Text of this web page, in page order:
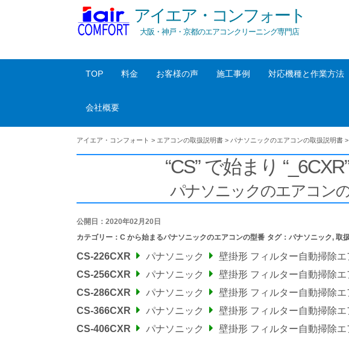
アイエア・コンフォート
大阪・神戸・京都のエアコンクリーニング専門店
TOP 料金 お客様の声 施工事例 対応機種と作業方法
会社概要
アイエア・コンフォート > エアコンの取扱説明書 > パナソニックのエアコンの取扱説明書 >
“CS” で始まり
パナソニックのエアコン
公開日：2020年02月20日
カテゴリー： C から始まるパナソニックのエアコンの型番 タグ： パナソニック, 取
CS-226CXR パナソニック 壁掛形 フィルター自動掃除エ
CS-256CXR
パナソニック 壁掛形 フィルター自動掃除エ
CS-286CXR
パナソニック 壁掛形 フィルター自動掃除エ
CS-366CXR
パナソニック 壁掛形 フィルター自動掃除エ
CS-406CXR
パナソニック 壁掛形 フィルター自動掃除エ